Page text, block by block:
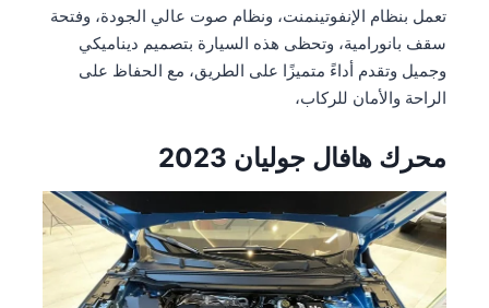
تعمل بنظام الإنفوتينمنت، ونظام صوت عالي الجودة، وفتحة
سقف بانورامية، وتحظى هذه السيارة بتصميم ديناميكي
وجميل وتقدم أداءً متميزًا على الطريق، مع الحفاظ على
الراحة والأمان للركاب،
محرك هافال جوليان 2023